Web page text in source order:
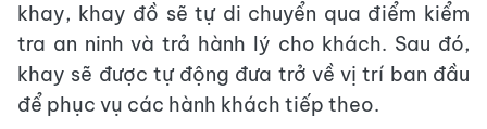
khay, khay đồ sẽ tự di chuyển qua điểm kiểm
tra an ninh và trả hành lý cho khách. Sau đó,
khay sẽ được tự động đưa trở về vị trí ban đầu
để phục vụ các hành khách tiếp theo.